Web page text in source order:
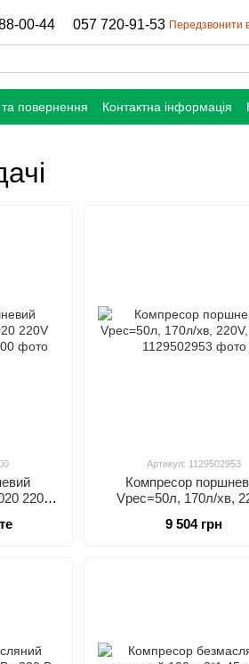
00-44 057 720-91-53 Передзвонити
повернення Контактна інформація
220V
Артикул: 1129502953
Компресор
Vрес=50л, 170л/хв,
9 504 грн